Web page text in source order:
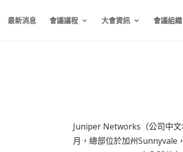
最新消息 會議議程 大會資訊 會議組織
Juniper Networks（公司中文
月，總部位於加州Sunnyvale